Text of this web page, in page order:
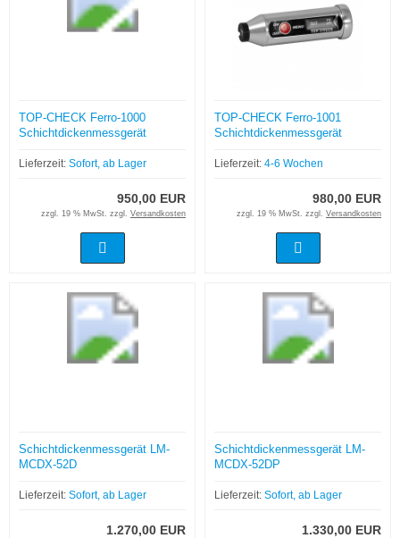
TOP-CHECK Ferro-1000
Schichtdickenmessgerät
Lieferzeit: Sofort, ab Lager
950,00 EUR
zzgl. 19 % MwSt. zzgl. Versandkosten
TOP-CHECK Ferro-1001
Schichtdickenmessgerät
Lieferzeit: 4-6 Wochen
980,00 EUR
zzgl. 19 % MwSt. zzgl. Versandkosten
Schichtdickenmessgerät LM-
MCDX-52D
Lieferzeit: Sofort, ab Lager
1.270,00 EUR
Schichtdickenmessgerät LM-
MCDX-52DP
Lieferzeit: Sofort, ab Lager
1.330,00 EUR